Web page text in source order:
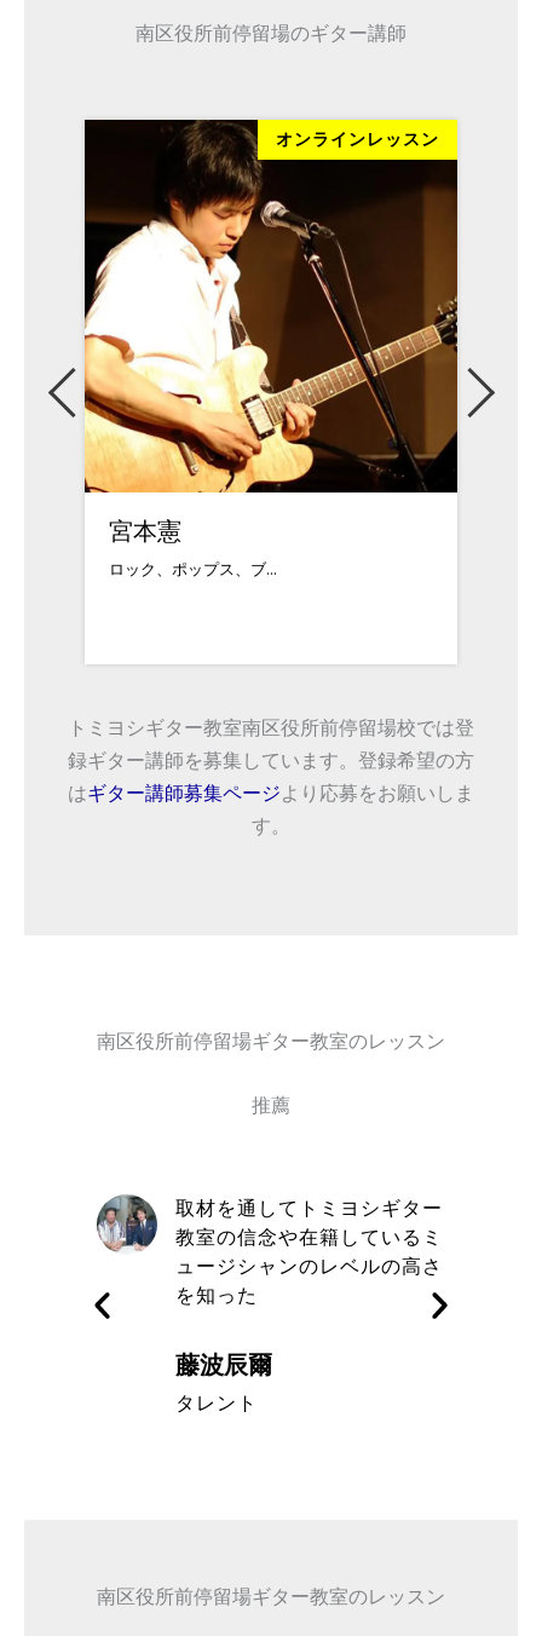
南区役所前停留場のギター講師
オンラインレッスン
荻野康義
1978年生まれ。奈...
トミヨシギター教室南区役所前停留場校では登
録ギター講師を募集しています。登録希望の方
はギター講師募集ページより応募をお願いしま
す。
南区役所前停留場ギター教室のレッスン
推薦
取材を通してトミヨシギター
教室の信念や在籍しているミ
ュージシャンのレベルの高さ
を知った
藤波辰爾
タレント
南区役所前停留場ギター教室のレッスン